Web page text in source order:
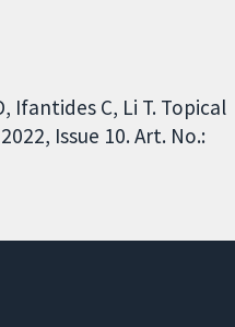
Ifantides C, Li T. Topical
Issue 10. Art. No.: